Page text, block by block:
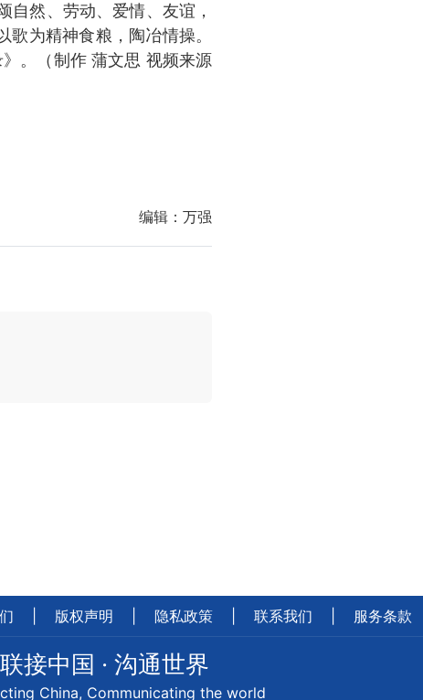
然、劳动、爱情、友谊，
为精神食粮，陶冶情操。
。（制作 蒲文思 视频来源
编辑： 万强
版权声明 隐私政策 联系我们 服务条款
接中国 · 沟通世界
China, Communicating the world